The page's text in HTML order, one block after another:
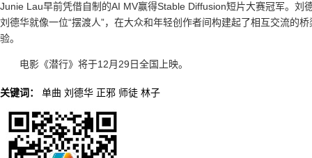
Junie Lau早前凭借自制的AI MV赢得Stable Diffusion短片大赛冠军。刘
刘德华就像一位“摆渡人”，在大众和年轻创作者间构建起了相互交流的
验。
电影《潜行》将于12月29日全国上映。
关键词： 单曲 刘德华 正邪 师徒 林子